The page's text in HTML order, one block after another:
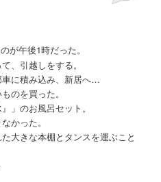
が午後1時だった。
、引越しをする。
に積み込み、新居へ…
のを買った。
」のお風呂セット。
かった。
大きな本棚とタンスを運ぶこと